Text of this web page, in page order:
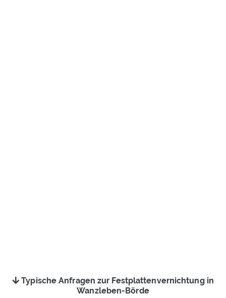
Typische Anfragen zur Festplattenvernichtung in
Wanzleben-Börde